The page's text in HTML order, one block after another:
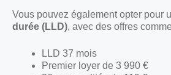
Vous pouvez également opter pour
durée (LLD), avec des offres
LLD 37 mois
Premier loyer de 3 990 €